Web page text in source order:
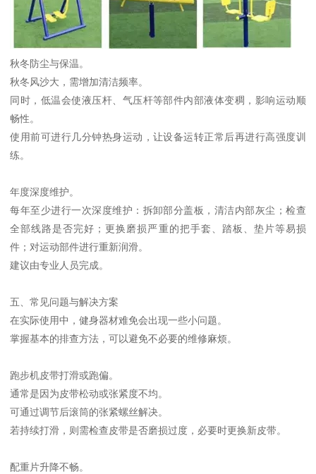
秋冬防尘与保温。
秋冬风沙大，需增加清洁频率。
同时，低温会使液压杆、气压杆等部件内部液体变稠，影响运动顺
畅性。
使用前可进行几分钟热身运动，让设备运转正常后再进行高强度训
练。
年度深度维护。
每年至少进行一次深度维护：拆卸部分盖板，清洁内部灰尘；检查
全部线路是否完好；更换磨损严重的把手套、踏板、垫片等易损
件；对运动部件进行重新润滑。
建议由专业人员完成。
五、常见问题与解决方案
在实际使用中，健身器材难免会出现一些小问题。
掌握基本的排查方法，可以避免不必要的维修麻烦。
跑步机皮带打滑或跑偏。
通常是因为皮带松动或张紧度不均。
可通过调节后滚筒的张紧螺丝解决。
若持续打滑，则需检查皮带是否磨损过度，必要时更换新皮带。
配重片升降不畅。